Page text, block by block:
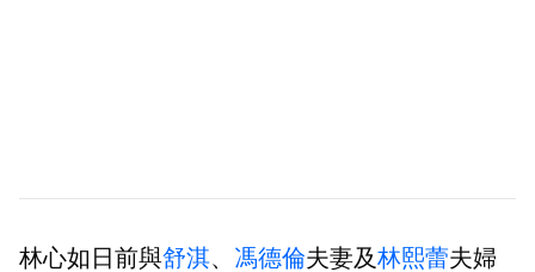
林心如日前與舒淇、 馮德倫夫妻及林熙蕾夫婦